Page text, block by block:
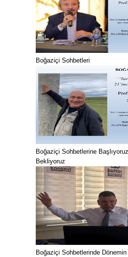
Boğaziçi Sohbetleri
Boğaziçi Sohbetlerine
Bekliyoruz
Boğaziçi Sohbetlerinde Dönemin